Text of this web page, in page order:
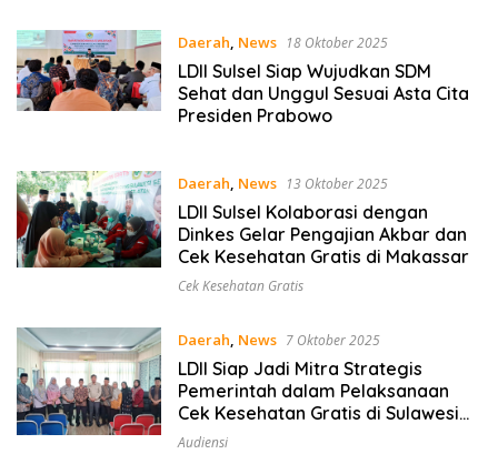
Daerah, News 18 Oktober 2025
LDII Sulsel Siap Wujudkan SDM
Sehat dan Unggul Sesuai Asta Cita
Presiden Prabowo
Daerah, News 13 Oktober 2025
LDII Sulsel Kolaborasi dengan
Dinkes Gelar Pengajian Akbar dan
Cek Kesehatan Gratis di Makassar
Cek Kesehatan Gratis
Daerah, News 7 Oktober 2025
LDII Siap Jadi Mitra Strategis
Pemerintah dalam Pelaksanaan
Cek Kesehatan Gratis di Sulawesi
Selatan
Audiensi